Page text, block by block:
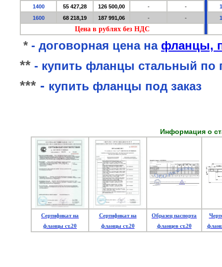
1400
55 427,28 126 500,00 - -
1600
68 218,19 187 991,06 - -
Цена в рублях без НДС
* - договорная цена на фланцы,
** - купить фланцы стальный по
*** - купить фланцы под заказ
Информация о
Сертификат на
фланцы ст.20
Сертификат на
фланцы ст.20
Образец паспорта
фланцев ст.20